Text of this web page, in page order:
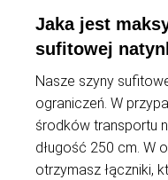
Jaka jest
sufitowej
Nasze szyny
ograniczeń. W
środków transportu
długość 250 cm. W
otrzymasz łączniki,